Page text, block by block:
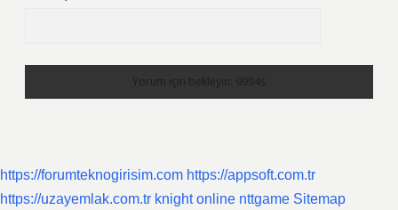
https://forumteknogirisim.com https://appsoft.com.tr
https://uzayemlak.com.tr knight online nttgame Sitemap